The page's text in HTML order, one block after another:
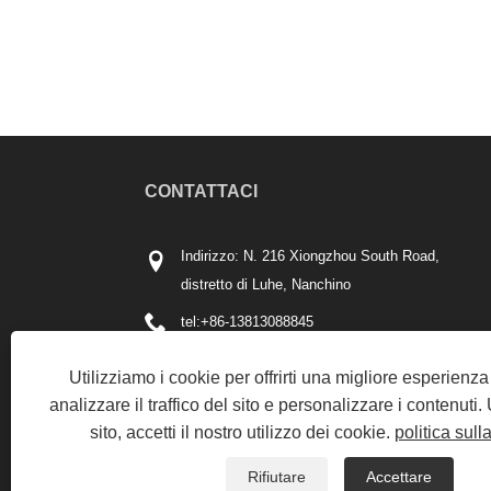
CONTATTACI
Indirizzo: N. 216 Xiongzhou South Road,
distretto di Luhe, Nanchino
tel:+86-13813088845
E-mail: kingda@njmjst.com
Fax: +86-025-57611586
Utilizziamo i cookie per offrirti una migliore
analizzare il traffico del sito e personalizzare i contenuti.
sito, accetti il ​​nostro utilizzo dei cookie. politica
Rifiutare Accettare